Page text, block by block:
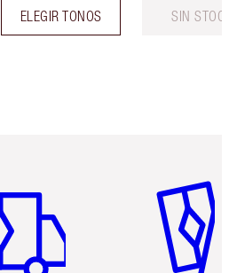
ELEGIR TONOS SIN